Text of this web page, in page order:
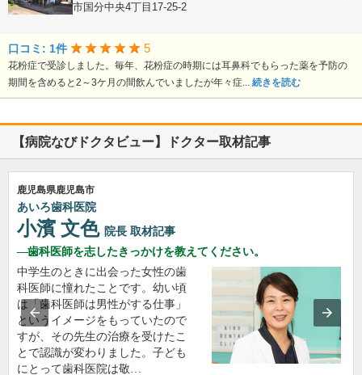
鹿児島県霧島市国分中央4丁目17-25-2
口コミ: 1件 5
花粉症で受診しました。毎年、花粉症の時期には耳鼻科でもらった薬を予防の
期間を含めると2～3ケ月の間飲んでいましたが年々症... 続きを読む
【病院なびドクタビュー】ドクター取材記事
鹿児島県鹿児島市
あいろ歯科医院
小濱 文色 院長 取材記事
歯科医師を志したきっかけを教えてください。
中学生のときに出会った女性の歯
科医師に憧れたことです。幼い頃
は「歯科医師は男性がする仕事」
というイメージをもっていたので
すが、その先生の治療を受けたこ
とで認識が変わりました。子ども
にとって歯科医院は敬…